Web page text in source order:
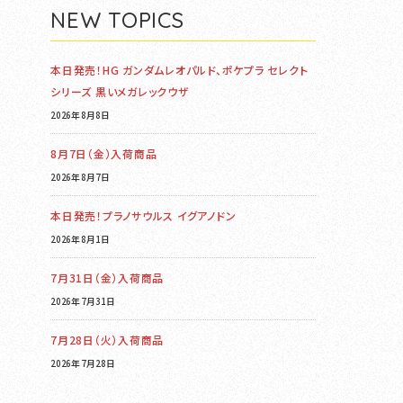
NEW TOPICS
本日発売！HG ガンダムレオパルド、ポケプラ セレクト
シリーズ 黒いメガレックウザ
2026年8月8日
8月7日（金）入荷商品
2026年8月7日
本日発売！プラノサウルス イグアノドン
2026年8月1日
7月31日（金）入荷商品
2026年7月31日
7月28日（火）入荷商品
2026年7月28日